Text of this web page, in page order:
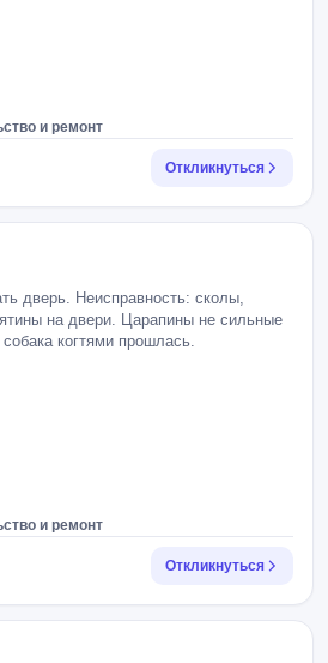
и ремонт
Откликнуться
дверь. Неисправность: сколы,
на двери. Царапины не сильные
когтями прошлась.
и ремонт
Откликнуться